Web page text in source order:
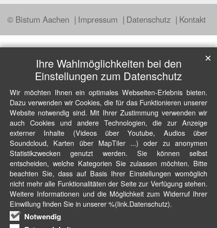
© Bistum Aachen Impressum Datenschutz Kontakt
Ihre Wahlmöglichkeiten bei den
Einstellungen zum Datenschutz
Wir möchten Ihnen ein optimales Webseiten-Erlebnis bieten.
Dazu verwenden wir Cookies, die für das Funktionieren unserer
Website notwendig sind. Mit Ihrer Zustimmung verwenden wir
auch Cookies und andere Technologien, die zur Anzeige
externer Inhalte (Videos über Youtube, Audios über
Soundcloud, Karten über MapTiler ...) oder zu anonymen
Statistikzwecken genutzt werden. Sie können selbst
entscheiden, welche Kategorien Sie zulassen möchten. Bitte
beachten Sie, dass auf Basis Ihrer Einstellungen womöglich
nicht mehr alle Funktionalitäten der Seite zur Verfügung stehen.
Weitere Informationen und die Möglichkeit zum Widerruf Ihrer
Einwillung finden Sie in unserer %(link.Datenschutz).
Notwendig
✕